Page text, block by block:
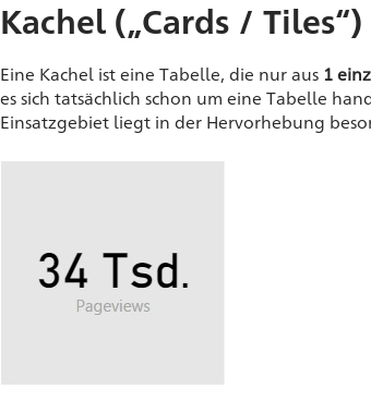
Kachel („Cards / Tiles“)
Eine Kachel ist eine Tabelle, die nur aus 1
es sich tatsächlich schon um eine Tabelle
Einsatzgebiet liegt in der Hervorhebung